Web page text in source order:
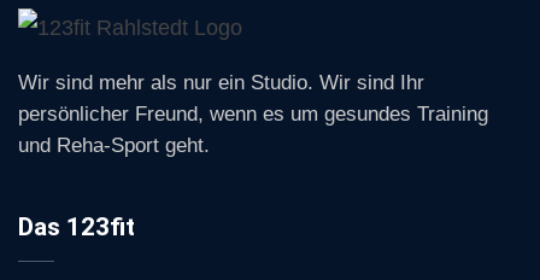
Wir sind mehr als nur ein Studio. Wir sind Ihr
persönlicher Freund, wenn es um gesundes Training
und Reha-Sport geht.
Das 123fit